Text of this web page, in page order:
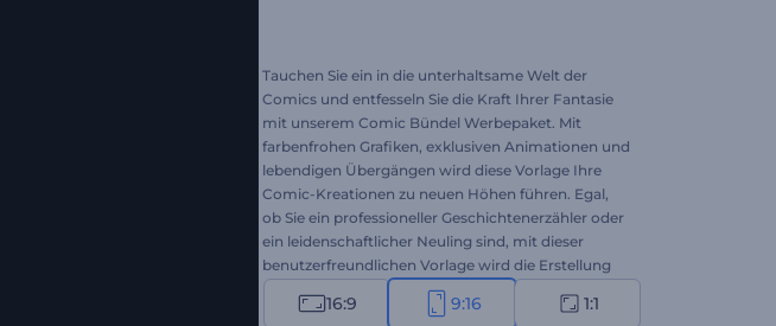
Tauchen Sie ein in die unterhaltsame Welt der
Comics und entfesseln Sie die Kraft Ihrer Fantasie
mit unserem Comic Bündel Werbepaket. Mit
farbenfrohen Grafiken, exklusiven Animationen und
lebendigen Übergängen wird diese Vorlage Ihre
Comic-Kreationen zu neuen Höhen führen. Egal,
ob Sie ein professioneller Geschichtenerzähler oder
ein leidenschaftlicher Neuling sind, mit dieser
benutzerfreundlichen Vorlage wird die Erstellung
Ihrer einzigartigen Storyline zum Kinderspiel.
Wählen Sie die Szenen aus, die Ihren Ideen
16:9 9:16 1:1